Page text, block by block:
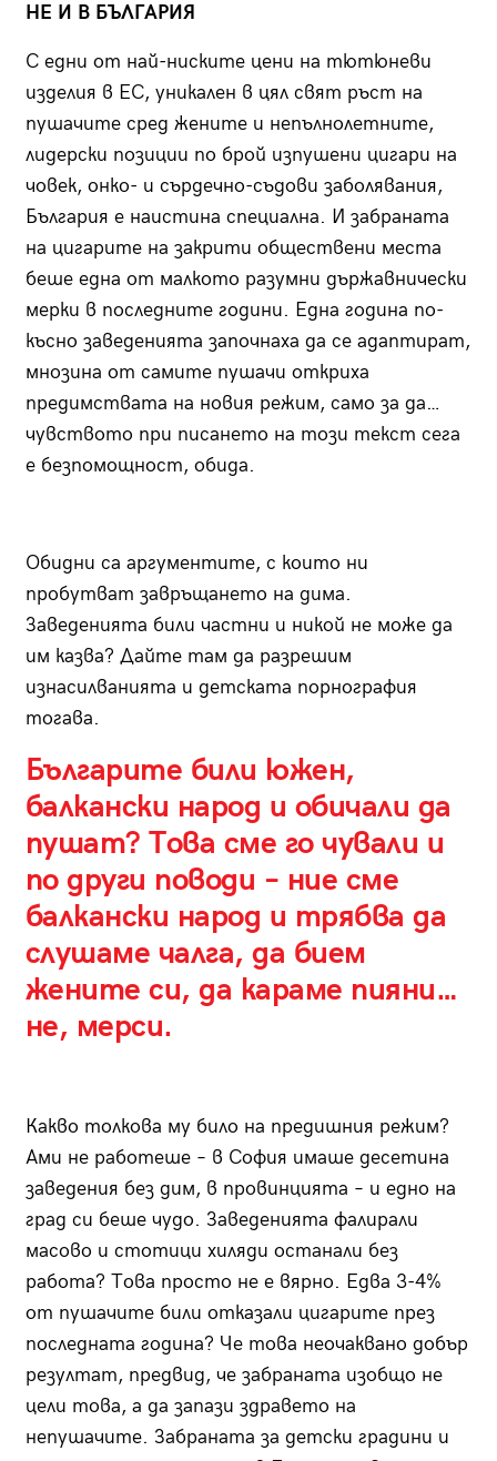
НЕ И В БЪЛГАРИЯ
С едни от най-ниските цени на тютюневи
изделия в ЕС, уникален в цял свят ръст на
пушачите сред жените и непълнолетните,
лидерски позиции по брой изпушени цигари на
човек, онко- и сърдечно-съдови заболявания,
България е наистина специална. И забраната
на цигарите на закрити обществени места
беше една от малкото разумни държавнически
мерки в последните години. Една година по-
късно заведенията започнаха да се адаптират,
мнозина от самите пушачи откриха
предимствата на новия режим, само за да…
чувството при писането на този текст сега
е безпомощност, обида.
Обидни са аргументите, с които ни
пробутват завръщането на дима.
Заведенията били частни и никой не може да
им казва? Дайте там да разрешим
изнасилванията и детската порнография
тогава.
Българите били южен,
балкански народ и обичали да
пушат? Това сме го чували и
по други поводи – ние сме
балкански народ и трябва да
слушаме чалга, да бием
жените си, да караме пияни…
не, мерси.
Какво толкова му било на предишния режим?
Ами не работеше – в София имаше десетина
заведения без дим, в провинцията – и едно на
град си беше чудо. Заведенията фалирали
масово и стотици хиляди останали без
работа? Това просто не е вярно. Едва 3-4%
от пушачите били отказали цигарите през
последната година? Че това неочаквано добър
резултат, предвид, че забраната изобщо не
цели това, а да запази здравето на
непушачите. Забраната за детски градини и